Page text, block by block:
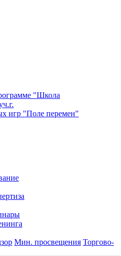
"Школа
игр "Поле перемен"
Мин. просвещения Торгово-